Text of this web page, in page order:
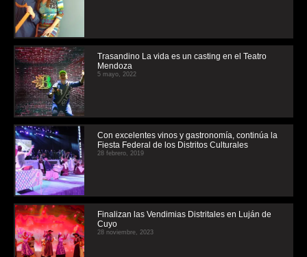
Trasandino La vida es un casting en el Teatro
Mendoza
5 mayo, 2022
Con excelentes vinos y gastronomía, continúa la
Fiesta Federal de los Distritos Culturales
28 febrero, 2019
Finalizan las Vendimias Distritales en Luján de
Cuyo
28 noviembre, 2023